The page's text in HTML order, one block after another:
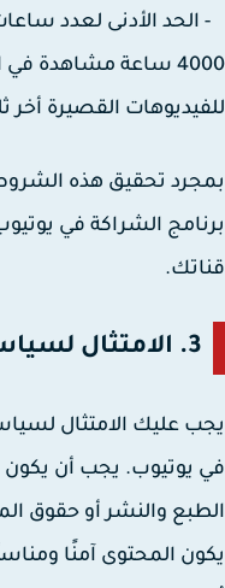
الأدنى لعدد
القصيرة أخر
تحقيق هذه
الشراكة في يوتيوب
عليك الامتثال
يوتيوب. يجب أن يكون
والنشر أو حقوق
المحتوى آمنًا